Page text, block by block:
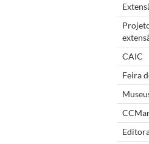
CAIC
Feira